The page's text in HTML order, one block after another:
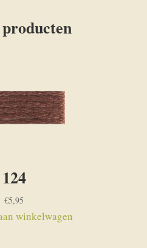
124
€5,95
winkelwagen